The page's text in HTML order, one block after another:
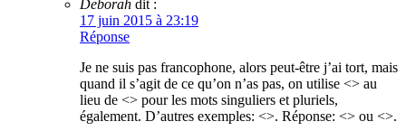
Deborah dit :
17 juin 2015 à 23:19
Réponse
Je ne suis pas francophone, alors peut-être j’ai tort, mais
quand il s’agit de ce qu’on n’as pas, on utilise <> au
lieu de <> pour les mots singuliers et pluriels,
également. D’autres exemples: <>. Réponse: <> ou <>.